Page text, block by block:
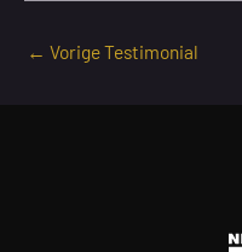
← Vorige Testimonial